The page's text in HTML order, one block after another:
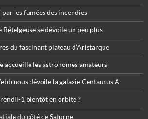
par les fumées des incendies
Bételgeuse se dévoile un peu plus
du fascinant plateau d’Aristarque
accueille les astronomes amateurs
nous dévoile la galaxie Centaurus A
1 bientôt en orbite ?
du côté de Saturne